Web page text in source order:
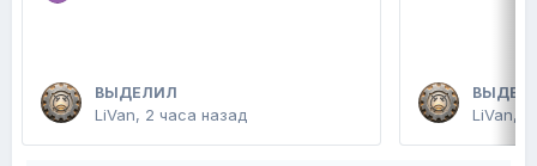
ВЫДЕЛИЛ
LiVan, 2 часа назад LiVan,